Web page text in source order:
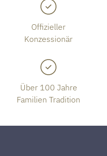
Offizieller
Konzessionär
Über 100 Jahre
Familien Tradition